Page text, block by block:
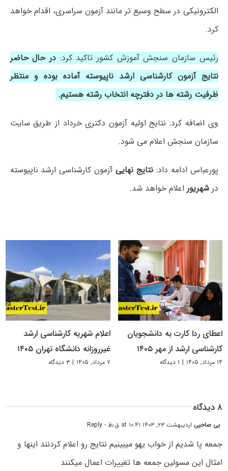
الکترونیکی در سطح وسیع تر مانند آزمون سراسری، اقدام خواهد
کرد.
رئیس سازمان سنجش آموزش کشور تاکید کرد:در حال حاضر
نتایج آزمون کارشناسی ارشد ناپیوسته آماده بوده و منتظر
ظرفیت رشته ها در دفترچه انتخاب رشته هستیم.
وی اضافه کرد: نتایج اولیه آزمون دکتری خرداد از طریق سایت
سازمان سنجش اعلام می شود.
پورعباس ادامه داد:نتایج نهایی آزمون کارشناسی ارشد ناپیوسته
درشهریوراعلام خواهد شد.
اعطای ردا کارت به دانشجویان
کارشناسی ارشد از مهر ۱۴۰۵
۱۴ مرداد, ۱۴۰۵ | ۱ دیدگاه
اعلام شهریه کارشناسی ارشد
غیرروزانه دانشگاه تهران ۱۴۰۵
۷ مرداد, ۱۴۰۵ | ۳ دیدگاه
۸ دیدگاه
بی صاحبی اردیبهشت ۲۳, ۱۴۰۳ at ۱۰:۴۱ ق٫ظ - Reply
جمعه پا شدیم از خواب یهو میبینیم نتایج رو اعلام کردنند اینها و
امثال این مسولین جمعه ها تغییرات اعمال میکنند